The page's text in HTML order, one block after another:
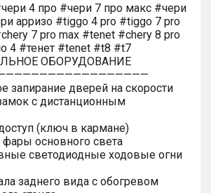
4 про #чери 7 про макс #чери
арризо #tiggo 4 pro #tiggo 7 pro
7 pro max #tenet #chery 8 pro
4 #тенет #tenet #t8 #t7
ОБОРУДОВАНИЕ
запирание дверей на скорости
с дистанционным
(ключ в кармане)
основного света
светодиодные ходовые огни
заднего вида с обогревом